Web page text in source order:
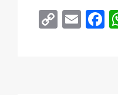
C E F